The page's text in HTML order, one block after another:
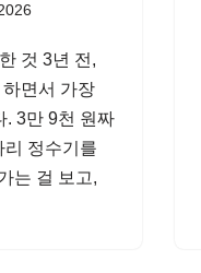
것 3년 전,
면서 가장
. 3만 9천 원짜
리 정수기를
는 걸 보고,